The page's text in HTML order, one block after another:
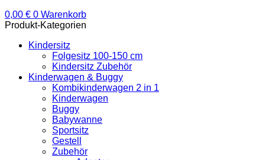
0,00 € 0 Warenkorb
Produkt-Kategorien
Kindersitz
Folgesitz 100-150 cm
Kindersitz Zubehör
Kinderwagen & Buggy
Kombikinderwagen 2 in 1
Kinderwagen
Buggy
Babywanne
Sportsitz
Gestell
Zubehör